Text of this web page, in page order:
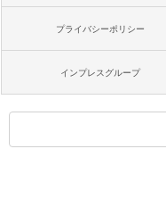
プライバシーポリシー
インプレスグループ